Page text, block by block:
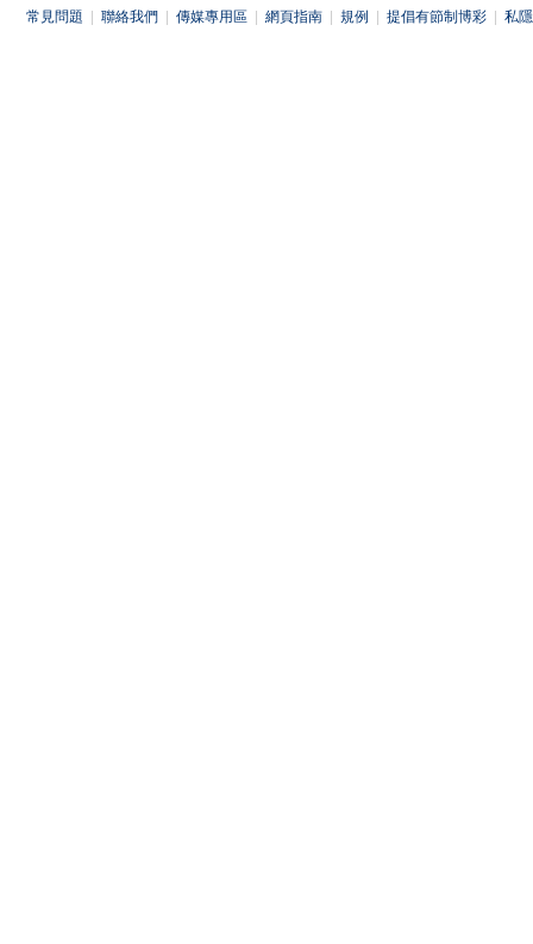
常見問題 聯絡我們 傳媒專用區 網頁指南 規例 提倡有節制博彩 私